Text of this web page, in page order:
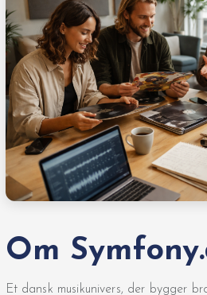
Om
Et dansk musikunivers, der bygger